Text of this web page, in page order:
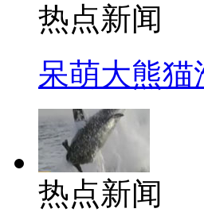
热点新闻
呆萌大熊猫
热点新闻